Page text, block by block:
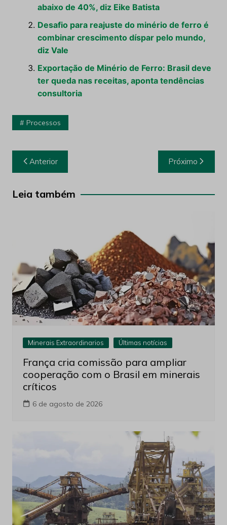
abaixo de 40%, diz Eike Batista
Desafio para reajuste do minério de ferro é
combinar crescimento díspar pelo mundo,
diz Vale
Exportação de Minério de Ferro: Brasil deve
ter queda nas receitas, aponta tendências
consultoria
Processos
Navegação
de
Post
Anterior Próximo
Leia também
Minerais Extraordinarios Últimas notícias
França cria comissão para ampliar
cooperação com o Brasil em minerais
críticos
6 de agosto de 2026